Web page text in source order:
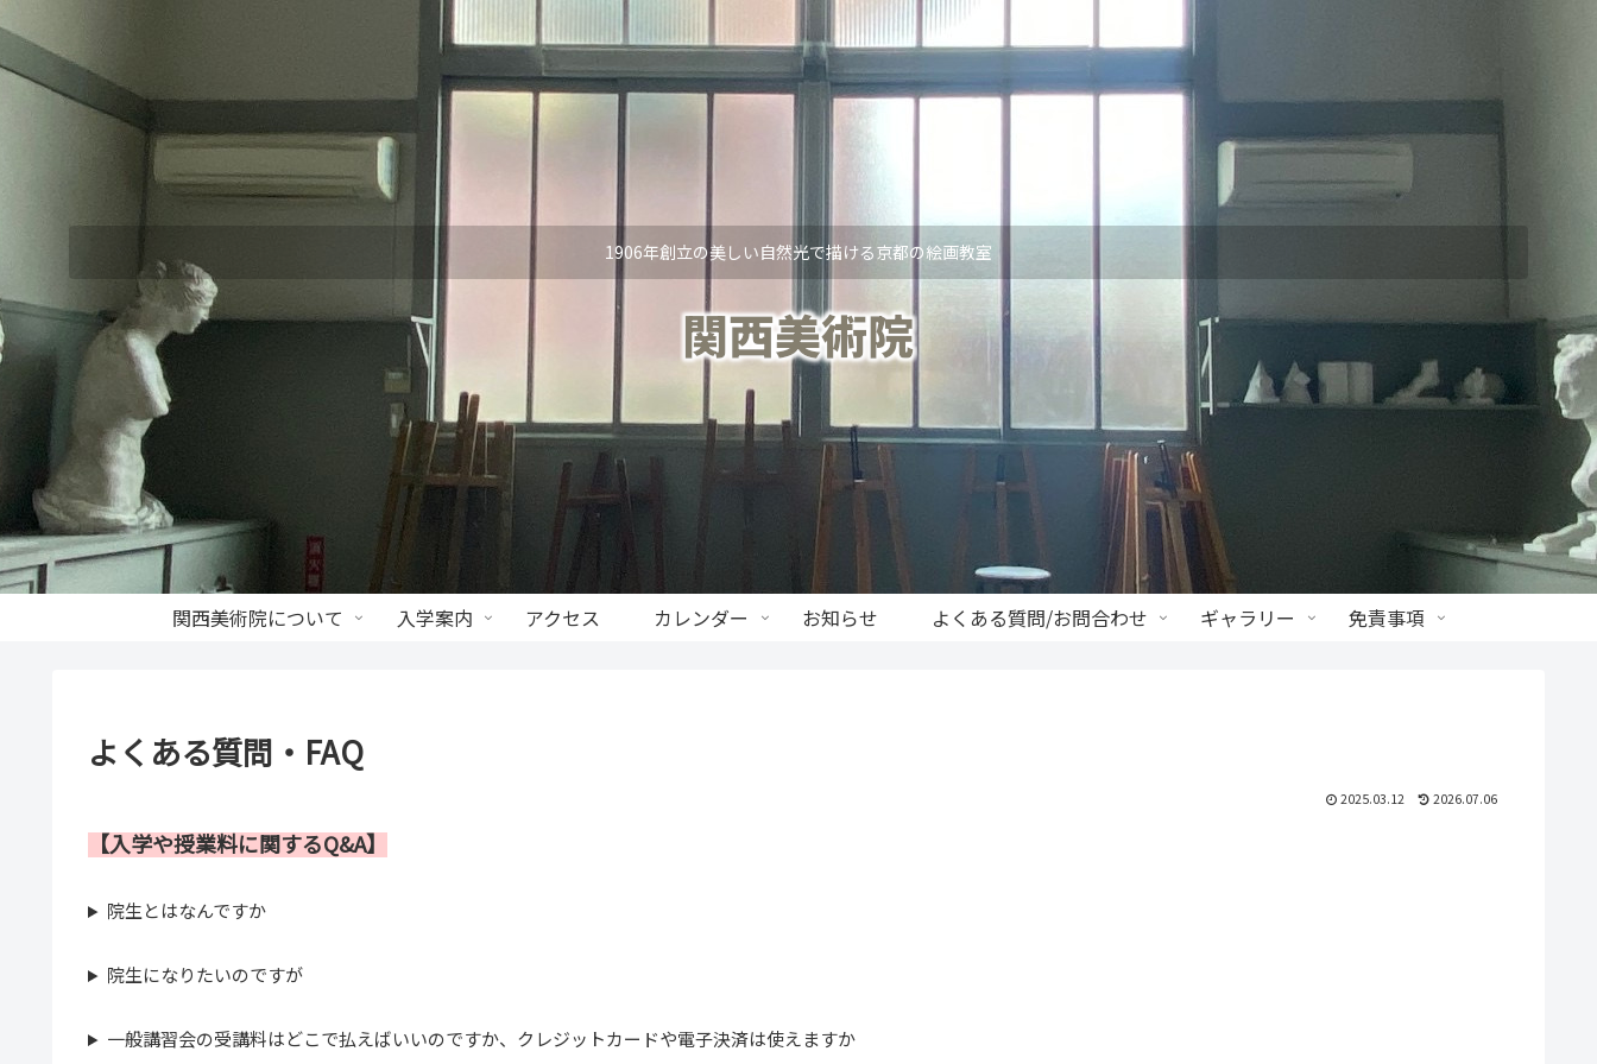
1906年創立の美しい自然光で描ける京都の絵画教室
関西美術院について 入学案内 アクセス カレンダー お知らせ よくある質問/お問合わせ ギャラリー 免責事項
よくある質問・FAQ
2025.03.12 2026.07.06
【入学や授業料に関するQ&A】
院生とはなんですか
院生になりたいのですが
一般講習会の受講料はどこで払えばいいのですか、クレジットカードや電子決済は使えますか